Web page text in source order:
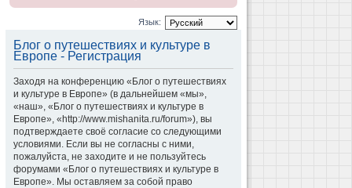
Язык:
Блог о путешествиях и культуре в
Европе - Регистрация
Заходя на конференцию «Блог о путешествиях
и культуре в Европе» (в дальнейшем «мы»,
«наш», «Блог о путешествиях и культуре в
Европе», «http://www.mishanita.ru/forum»), вы
подтверждаете своё согласие со следующими
условиями. Если вы не согласны с ними,
пожалуйста, не заходите и не пользуйтесь
форумами «Блог о путешествиях и культуре в
Европе». Мы оставляем за собой право